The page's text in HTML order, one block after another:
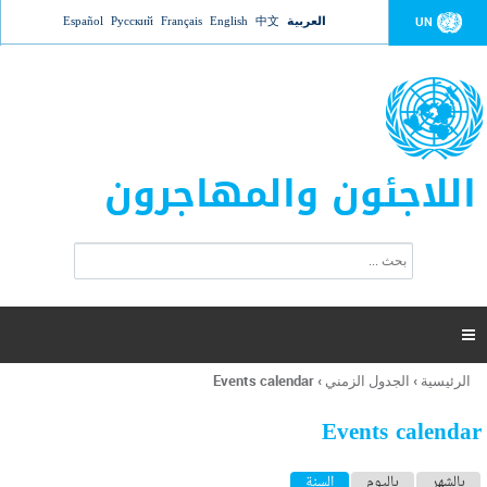
Jump to navigation UN العربية 中文
English
Français
Русский
Español
اللاجئون والمهاجرون
ت
ر
ل
ح
ب

أنت
هنا
الرئيسية › الجدول الزمني ›
Events calendar
Events calendar